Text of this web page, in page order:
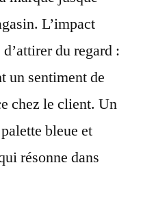
L’impact
du regard :
un sentiment de
chez le client. Un
bleue et
résonne dans